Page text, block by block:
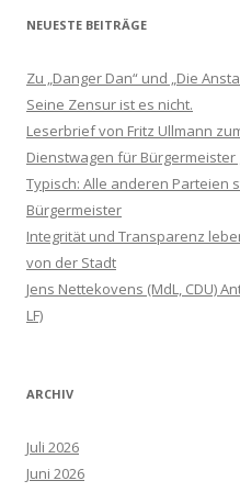
NEUESTE BEITRÄGE
Zu „Danger Dan“ und „Die
Seine Zensur ist es nicht.
Leserbrief von Fritz Ullmann
Dienstwagen für Bürgermeister
Typisch: Alle anderen Parteien
Bürgermeister
Integrität und Transparenz
von der Stadt
Jens Nettekovens (MdL, CDU)
LF)
ARCHIV
Juli 2026
Juni 2026